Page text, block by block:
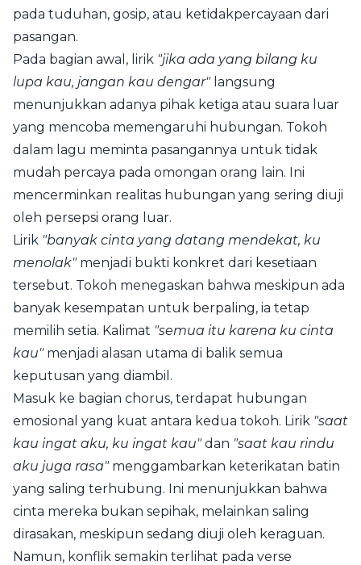
pada tuduhan, gosip, atau ketidakpercayaan dari
pasangan.
Pada bagian awal, lirik "jika ada yang bilang ku
lupa kau, jangan kau dengar"langsung
menunjukkan adanya pihak ketiga atau suara luar
yang mencoba memengaruhi hubungan. Tokoh
dalam lagu meminta pasangannya untuk tidak
mudah percaya pada omongan orang lain. Ini
mencerminkan realitas hubungan yang sering diuji
oleh persepsi orang luar.
Lirik "banyak cinta yang datang mendekat, ku
menolak"menjadi bukti konkret dari kesetiaan
tersebut. Tokoh menegaskan bahwa meskipun ada
banyak kesempatan untuk berpaling, ia tetap
memilih setia. Kalimat "semua itu karena ku cinta
kau"menjadi alasan utama di balik semua
keputusan yang diambil.
Masuk ke bagian chorus, terdapat hubungan
emosional yang kuat antara kedua tokoh. Lirik "saat
kau ingat aku, ku ingat kau"dan "saat kau rindu
aku juga rasa"menggambarkan keterikatan batin
yang saling terhubung. Ini menunjukkan bahwa
cinta mereka bukan sepihak, melainkan saling
dirasakan, meskipun sedang diuji oleh keraguan.
Namun, konflik semakin terlihat pada verse